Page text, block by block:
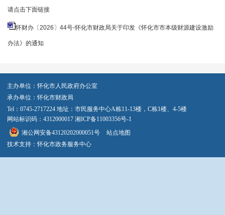
请点击下面链接
怀财办〔2026〕44号-怀化市财政局关于印发《怀化市市本级财源建设激励
办法》的通知
主办单位：怀化市人民政府办公室
承办单位：怀化市财政局
Tel：0745-2717224 地址：市民服务中心A栋11-13楼，C栋1楼、4-5楼
网站标识码：4312000017 湘ICP备11003356号-1
湘公网安备43120202000051号
站点地图
技术支持：怀化市政务服务中心